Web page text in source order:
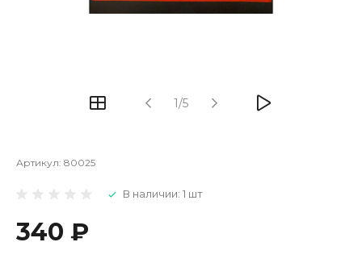
1/5
Артикул: 80025
В наличии: 1 шт
340 ₽